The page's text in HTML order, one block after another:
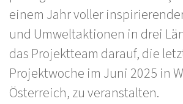
einem Jahr voller
und Umweltaktionen in drei
das Projektteam darauf, die
Projektwoche im Juni 2025 in
Österreich, zu veranstalten.